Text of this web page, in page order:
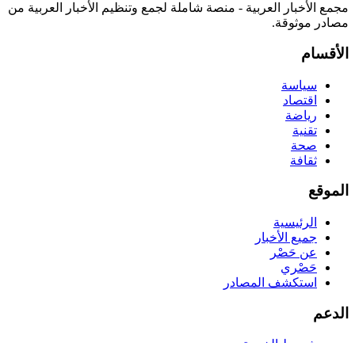
مجمع الأخبار العربية - منصة شاملة لجمع وتنظيم الأخبار العربية من
مصادر موثوقة.
الأقسام
سياسة
اقتصاد
رياضة
تقنية
صحة
ثقافة
الموقع
الرئيسية
جميع الأخبار
عن حَصْر
حَصْري
استكشف المصادر
الدعم